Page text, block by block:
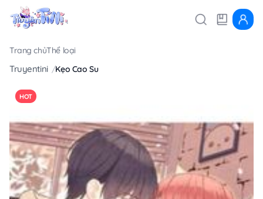
Trang chủThể loại
Truyentini Kẹo Cao Su
HOT